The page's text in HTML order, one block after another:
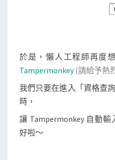
卡
於是，懶人工程師再度
Tampermonkey (請給予熱
我們只要在進入「資格查
時，
讓 Tampermonkey 自動
好啦～